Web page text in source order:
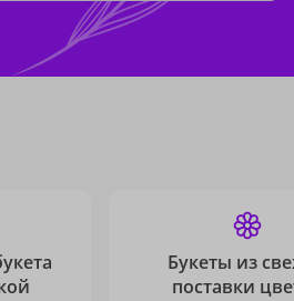
Букеты из
поставки